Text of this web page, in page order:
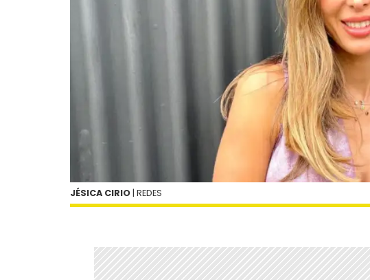
JÉSICA CIRIO | REDES